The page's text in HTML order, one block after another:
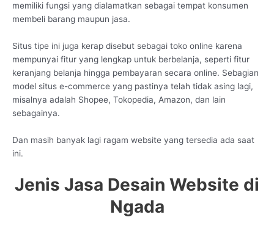
memiliki fungsi yang dialamatkan sebagai tempat konsumen
membeli barang maupun jasa.
Situs tipe ini juga kerap disebut sebagai toko online karena
mempunyai fitur yang lengkap untuk berbelanja, seperti fitur
keranjang belanja hingga pembayaran secara online. Sebagian
model situs e-commerce yang pastinya telah tidak asing lagi,
misalnya adalah Shopee, Tokopedia, Amazon, dan lain
sebagainya.
Dan masih banyak lagi ragam website yang tersedia ada saat
ini.
Jenis Jasa Desain Website di
Ngada